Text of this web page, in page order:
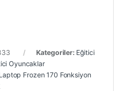
Kategoriler: Eğitici
Oyuncaklar
Frozen 170 Fonksiyon